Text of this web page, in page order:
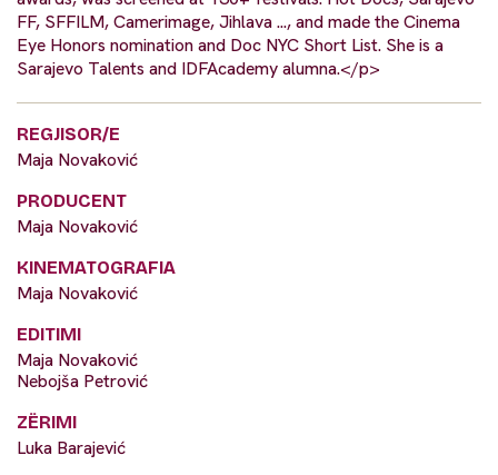
FF, SFFILM, Camerimage, Jihlava ..., and made the Cinema
Eye Honors nomination and Doc NYC Short List. She is a
Sarajevo Talents and IDFAcademy alumna.</p>
REGJISOR/E
Maja Novaković
PRODUCENT
Maja Novaković
KINEMATOGRAFIA
Maja Novaković
EDITIMI
Maja Novaković
Nebojša Petrović
ZËRIMI
Luka Barajević